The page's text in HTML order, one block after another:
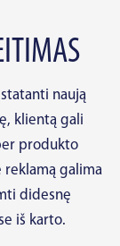
naują
klientą gali
produkto
reklamą galima
didesnę
iš karto.